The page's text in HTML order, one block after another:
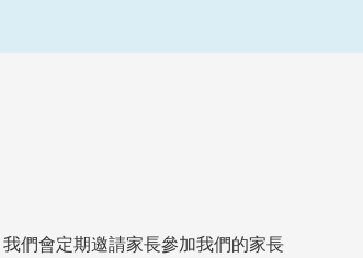
們會定期邀請家長參加我們的家長